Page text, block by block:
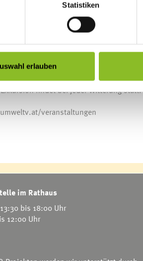
Statistiken
erlauben
durch verschiedene Biotope. Dabei
und warum die Vernetzung von
der Gemeinde und der Studie zum
für die Natur geschaffen
sind ein eigenes Fahrrad,
findet bei jeder Witterung statt.
umweltv.at/veranstaltungen
im Rathaus
bis 18:00 Uhr
12:00 Uhr